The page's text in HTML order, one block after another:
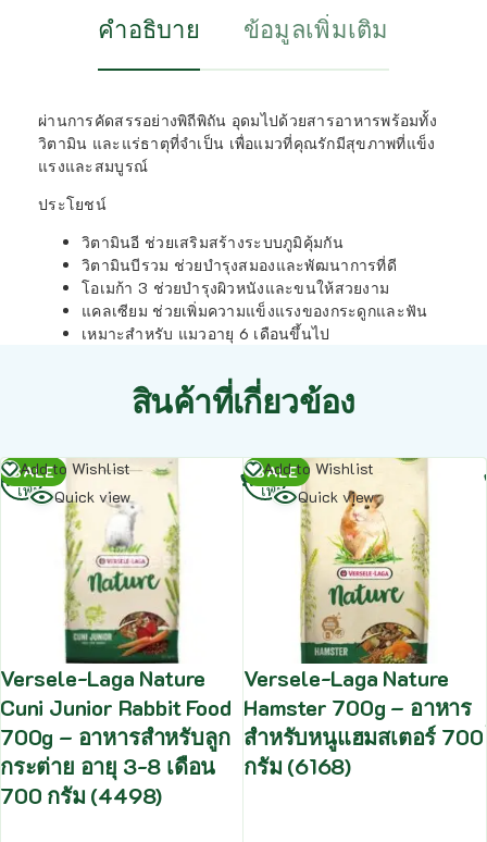
คำอธิบาย ข้อมูลเพิ่มเติม
ผ่านการคัดสรรอย่างพิถีพิถัน อุดมไปด้วยสารอาหารพร้อมทั้ง
วิตามิน และแร่ธาตุที่จำเป็น เพื่อแมวที่คุณรักมีสุขภาพที่แข็ง
แรงและสมบูรณ์
ประโยชน์
วิตามินอี ช่วยเสริมสร้างระบบภูมิคุ้มกัน
วิตามินบีรวม ช่วยบำรุงสมองและพัฒนาการที่ดี
โอเมก้า 3 ช่วยบำรุงผิวหนังและขนให้สวยงาม
แคลเซียม ช่วยเพิ่มความแข็งแรงของกระดูกและฟัน
เหมาะสำหรับ แมวอายุ 6 เดือนขึ้นไป
สินค้าที่เกี่ยวข้อง
SALE
Add to Wishlist
Quick view
Versele-Laga Nature
Cuni Junior Rabbit Food
700g – อาหารสำหรับลูก
กระต่าย อายุ 3-8 เดือน
700 กรัม (4498)
อ่าน
เพิ่ม
SALE
Add to Wishlist
Quick view
Versele-Laga Nature
Hamster 700g – อาหาร
สำหรับหนูแฮมสเตอร์ 700
กรัม (6168)
อ่าน
เพิ่ม